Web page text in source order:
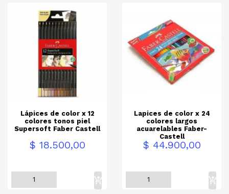
Lápices de color x 12
colores tonos piel
Supersoft Faber Castell
Precio$ 18.500,00
Lapices de color x 24
colores largos
acuarelables Faber-
Castell
Precio$ 44.900,00